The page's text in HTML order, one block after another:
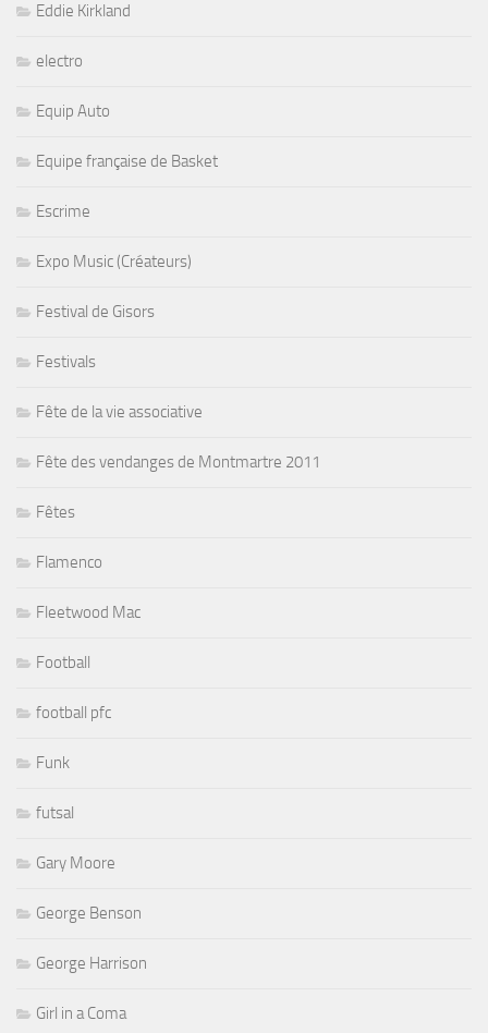
Eddie Kirkland
electro
Equip Auto
Equipe française de Basket
Escrime
Expo Music (Créateurs)
Festival de Gisors
Festivals
Fête de la vie associative
Fête des vendanges de Montmartre 2011
Fêtes
Flamenco
Fleetwood Mac
Football
football pfc
Funk
futsal
Gary Moore
George Benson
George Harrison
Girl in a Coma